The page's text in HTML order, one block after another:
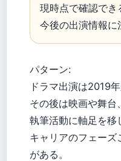
現時点で確認でき
今後の出演情報に
パターン:
ドラマ出演は2019
その後は映画や舞台、
執筆活動に軸足を移
キャリアのフェー
がある。